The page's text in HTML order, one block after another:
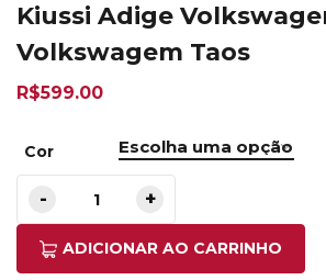
Kiussi Adige
Volkswagem Taos
R$599.00
Cor
ADICIONAR AO CARRINHO